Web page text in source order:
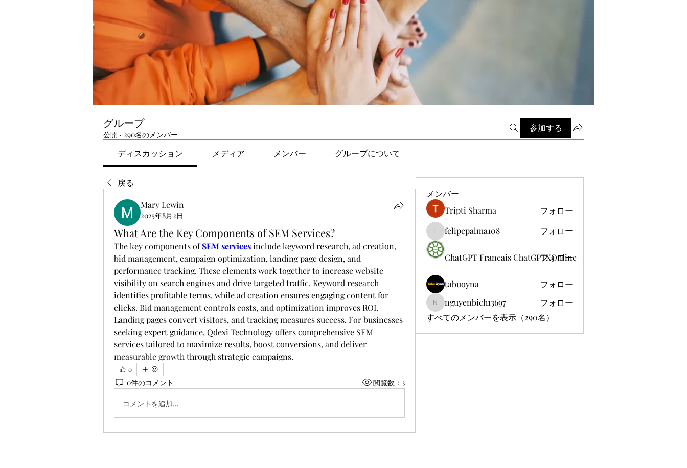
グループ
公開 · 290名のメンバー
参加する
ディスカッション メディア メンバー グループについて
戻る
Mary Lewin
2025年8月2日
What Are the Key Components of SEM Services?
The key components of SEM services include keyword research, ad creation,
bid management, campaign optimization, landing page design, and
performance tracking. These elements work together to increase website
visibility on search engines and drive targeted traffic. Keyword research
identifies profitable terms, while ad creation ensures engaging content for
clicks. Bid management controls costs, and optimization improves ROI.
Landing pages convert visitors, and tracking measures success. For businesses
seeking expert guidance, Qdexi Technology offers comprehensive SEM
services tailored to maximize results, boost conversions, and deliver
measurable growth through strategic campaigns.
0
0件のコメント 閲覧数：3
コメントを追加…
メンバー
Tripti Sharma
フォロー
felipepalma108
felipepalma108 フォロー
ChatGPT Francais ChatGPTXOnline
フォロー
tabuoyna フォロー
nguyenbich13697
nguyenbich13697
フォロー
すべてのメンバーを表示（290名）